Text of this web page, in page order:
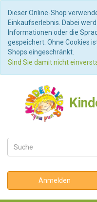
Dieser Online-Shop
Einkaufserlebnis. Dabei
Informationen oder die
gespeichert. Ohne Cookies
Shops eingeschränkt.
Sind Sie damit nicht
Anmelden